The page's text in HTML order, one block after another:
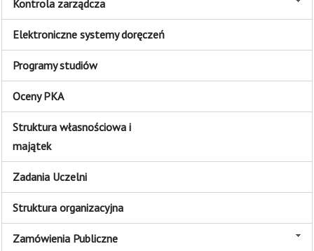
Kontrola zarządcza
Elektroniczne systemy doręczeń
Programy studiów
Oceny PKA
Struktura własnościowa i
majątek
Zadania Uczelni
Struktura organizacyjna
Zamówienia Publiczne